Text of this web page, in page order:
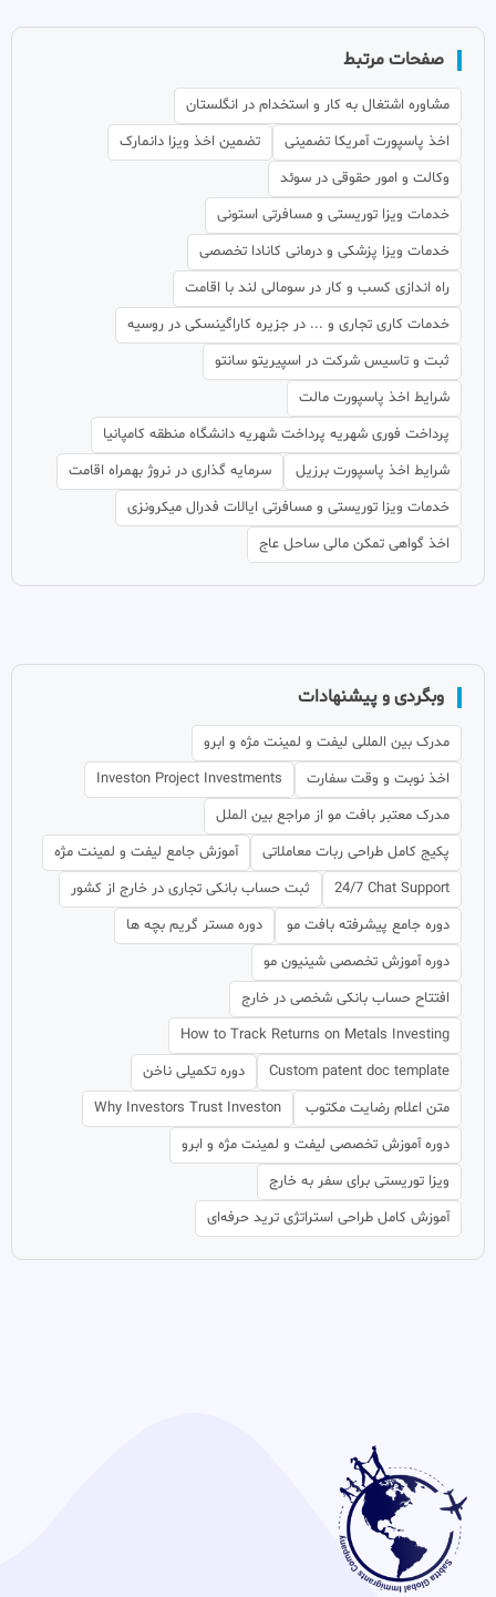
صفحات مرتبط
مشاوره اشتغال به کار و استخدام در انگلستان
اخذ پاسپورت آمریکا تضمینی
تضمین اخذ ویزا دانمارک
وکالت و امور حقوقی در سوئد
خدمات ویزا توریستی و مسافرتی استونی
خدمات ویزا پزشکی و درمانی کانادا تخصصی
راه اندازی کسب و کار در سومالی لند با اقامت
خدمات کاری تجاری و ... در جزیره کاراگینسکی در روسیه
ثبت و تاسیس شرکت در اسپیریتو سانتو
شرایط اخذ پاسپورت مالت
پرداخت فوری شهریه پرداخت شهریه دانشگاه منطقه کامپانیا
شرایط اخذ پاسپورت برزیل
سرمایه گذاری در نروژ بهمراه اقامت
خدمات ویزا توریستی و مسافرتی ایالات فدرال میکرونزی
اخذ گواهی تمکن مالی ساحل عاج
وبگردی و پیشنهادات
مدرک بین المللی لیفت و لمینت مژه و ابرو
اخذ نوبت و وقت سفارت
Investon Project Investments
مدرک معتبر بافت مو از مراجع بین الملل
پکیج کامل طراحی ربات معاملاتی
آموزش جامع لیفت و لمینت مژه
24/7 Chat Support
ثبت حساب بانکی تجاری در خارج از کشور
دوره جامع پیشرفته بافت مو
دوره مستر گریم بچه ها
دوره آموزش تخصصی شینیون مو
افتتاح حساب بانکی شخصی در خارج
How to Track Returns on Metals Investing
Custom patent doc template
دوره تکمیلی ناخن
متن اعلام رضایت مکتوب
Why Investors Trust Investon
دوره آموزش تخصصی لیفت و لمینت مژه و ابرو
ویزا توریستی برای سفر به خارج
آموزش کامل طراحی استراتژی ترید حرفه‌ای